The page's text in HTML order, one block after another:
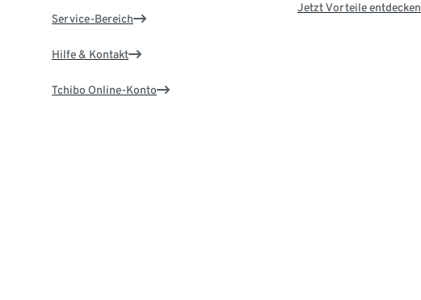
Service-Bereich
Hilfe & Kontakt
Tchibo Online-Konto
Jetzt Vorteile entdecken